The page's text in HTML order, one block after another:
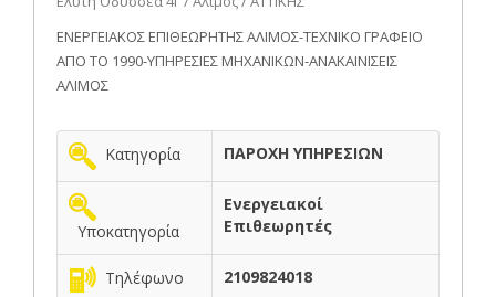
ΕΝΕΡΓΕΙΑΚΟΣ ΕΠΙΘΕΩΡΗΤΗΣ ΑΛΙΜΟΣ-ΤΕΧΝΙΚΟ ΓΡΑΦΕΙΟ
ΑΠΟ ΤΟ 1990-ΥΠΗΡΕΣΙΕΣ ΜΗΧΑΝΙΚΩΝ-ΑΝΑΚΑΙΝΙΣΕΙΣ
ΑΛΙΜΟΣ
Κατηγορία ΠΑΡΟΧΗ ΥΠΗΡΕΣΙΩΝ
Υποκατηγορία
Ενεργειακοί
Επιθεωρητές
Τηλέφωνο 2109824018